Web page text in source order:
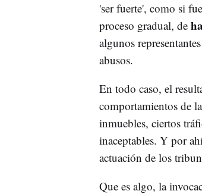
'ser fuerte', como si
proceso gradual, de
algunos
abusos.
En todo caso, el
comportamientos de
inmuebles, ciertos
inaceptables. Y por
actuación de los
Que es algo, la